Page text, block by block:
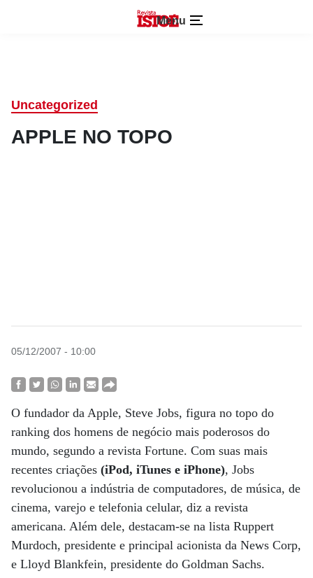
Menu
Uncategorized
APPLE NO TOPO
05/12/2007 - 10:00
O fundador da Apple, Steve Jobs, figura no topo do
ranking dos homens de negócio mais poderosos do
mundo, segundo a revista Fortune. Com suas mais
recentes criações (iPod, iTunes e iPhone), Jobs
revolucionou a indústria de computadores, de música, de
cinema, varejo e telefonia celular, diz a revista
americana. Além dele, destacam-se na lista Ruppert
Murdoch, presidente e principal acionista da News Corp,
e Lloyd Blankfein, presidente do Goldman Sachs.